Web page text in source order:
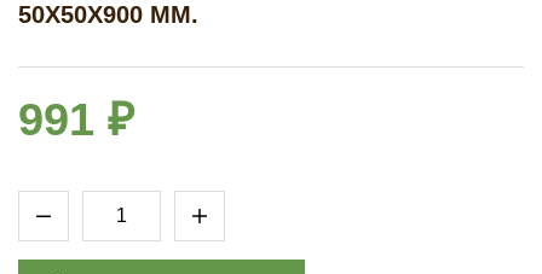
50Х50Х900 ММ.
991 ₽